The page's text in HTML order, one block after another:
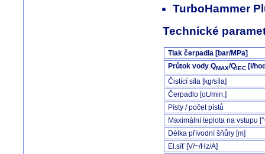
TurboHammer
Technické
Tlak čerpadla [bar/MPa]
Průtok vody QMAX/QIEC [l/
Čistící síla [kg/síla]
Čerpadlo [ot./min.]
Písty / počet pístů
Maximální teplota na vstupu
Délka přívodní šňůry [m]
El.síť [V/~/Hz/A]